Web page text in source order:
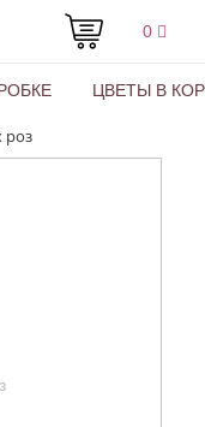
0
ЦВЕТЫ В
роз